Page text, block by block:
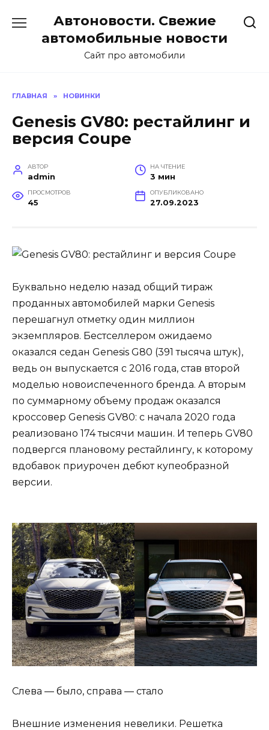
содержанию
Автоновости. Свежие
автомобильные новости
Сайт про автомобили
ГЛАВНАЯ » НОВИНКИ
Genesis GV80: рестайлинг и
версия Coupe
АВТОР
admin
НА ЧТЕНИЕ
3 мин
ПРОСМОТРОВ
45
ОПУБЛИКОВАНО
27.09.2023
Буквально неделю назад общий тираж
проданных автомобилей марки Genesis
перешагнул отметку один миллион
экземпляров. Бестселлером ожидаемо
оказался седан Genesis G80 (391 тысяча штук),
ведь он выпускается с 2016 года, став второй
моделью новоиспеченного бренда. А вторым
по суммарному объему продаж оказался
кроссовер Genesis GV80: с начала 2020 года
реализовано 174 тысячи машин. И теперь GV80
подвергся плановому рестайлингу, к которому
вдобавок приурочен дебют купеобразной
версии.
Слева — было, справа — стало
Внешние изменения невелики. Решетка